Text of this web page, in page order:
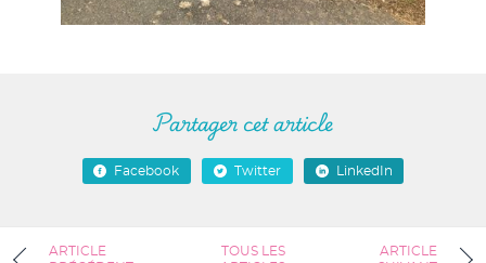
Partager cet article
Facebook Twitter LinkedIn
ARTICLE
TOUS LES
ARTICLE